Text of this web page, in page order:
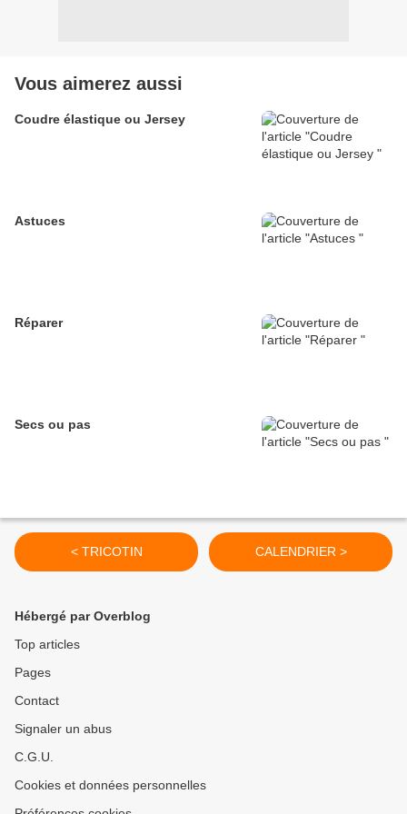
Vous aimerez aussi
Coudre élastique ou Jersey
Astuces
Réparer
Secs ou pas
< TRICOTIN CALENDRIER >
Hébergé par Overblog
Top articles
Pages
Contact
Signaler un abus
C.G.U.
Cookies et données personnelles